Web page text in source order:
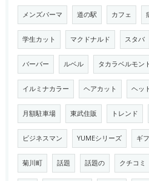
メンズパーマ 道の駅 カフェ
学生カット マクドナルド スタバ
バーバー ルベル タカラベルモン
イルミナカラー ヘアカット ヘッ
月額駐車場 東武住販 トレンド
ビジネスマン YUMEシリーズ ギ
菊川町 話題 話題の クチコミ